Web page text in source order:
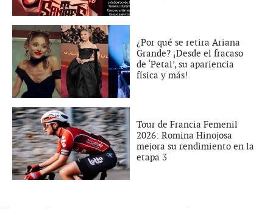
¿Por qué se retira Ariana
Grande? ¡Desde el fracaso
de ‘Petal’, su apariencia
física y más!
Tour de Francia Femenil
2026: Romina Hinojosa
mejora su rendimiento en la
etapa 3